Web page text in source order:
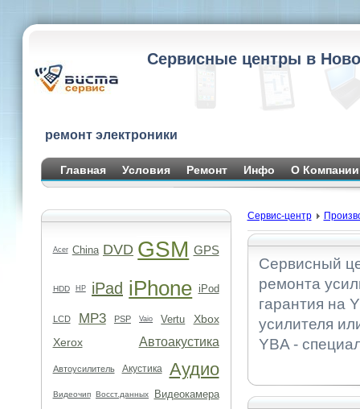
Сервисные центры в
ремонт электроники
Главная Условия Ремонт Инфо О Компании
Acer China DVD GSM GPS
HDD HP iPad iPhone iPod
LCD MP3 PSP Vaio Vertu
Xbox
Xerox
Автоакустика
Автоусилитель Акустика Аудио
Видеочип Восст.данных
Видеокамера
Сервис-центр
Сервисный
ремонта
гарантия на
усилителя
YBA -